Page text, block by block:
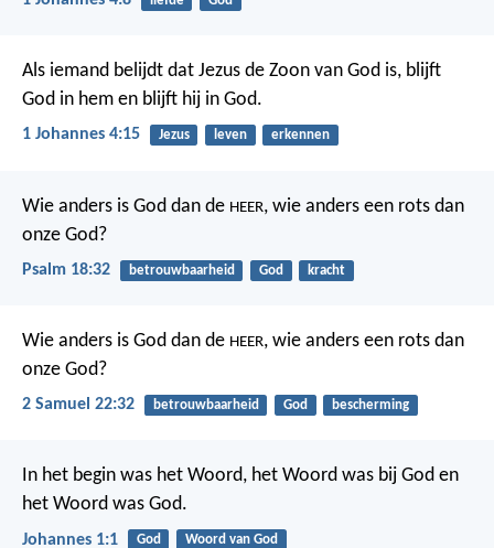
Als iemand belijdt dat Jezus de Zoon van God is, blijft
God in hem en blijft hij in God.
1 Johannes 4:15 Jezus leven erkennen
Wie anders is God dan de HEER, wie anders een rots dan
onze God?
Psalm 18:32 betrouwbaarheid God kracht
Wie anders is God dan de HEER, wie anders een rots dan
onze God?
2 Samuel 22:32 betrouwbaarheid God bescherming
In het begin was het Woord, het Woord was bij God en
het Woord was God.
Johannes 1:1 God Woord van God